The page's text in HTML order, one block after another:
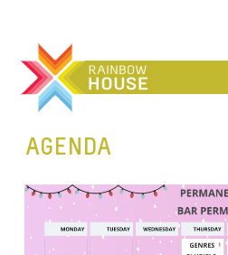
AGENDA